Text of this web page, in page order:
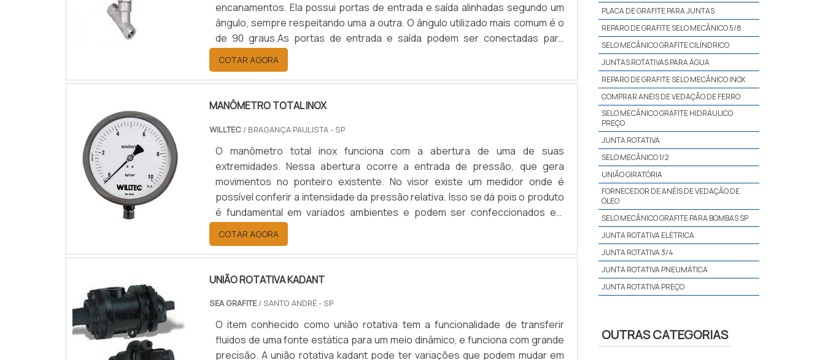
encanamentos. Ela possui portas de entrada e saída alinhadas segundo um
ângulo, sempre respeitando uma a outra. O ângulo utilizado mais comum é o
de 90 graus.As portas de entrada e saída podem ser conectadas para
realizar a ligação de tubos de aço galvanizado e ferro, ou podem possuir
acessórios de compressão para a ligação com tubos de cobre.Quando uma
válvula é .
COTAR AGORA
MANÔMETRO TOTAL INOX
WILLTEC/ BRAGANÇA PAULISTA - SP
O manômetro total inox funciona com a abertura de uma de suas
extremidades. Nessa abertura ocorre a entrada de pressão, que gera
movimentos no ponteiro existente. No visor existe um medidor onde é
possível conferir a intensidade da pressão relativa. Isso se dá pois o produto
é fundamental em variados ambientes e podem ser confeccionados em
diferentes materiais.Mais informações a respeito do produtoPor ser
constantemente utilizado, o manômetro necessita ser criado com material
resistente e que nã.
COTAR AGORA
UNIÃO ROTATIVA KADANT
SEA GRAFITE/ SANTO ANDRÉ - SP
O item conhecido como união rotativa tem a funcionalidade de transferir
fluidos de uma fonte estática para um meio dinâmico, e funciona com grande
precisão. A união rotativa kadant pode ter variações que podem mudar em
PLACA DE GRAFITE PARA JUNTAS
REPARO DE GRAFITE SELO MECÂNICO 5/8
SELO MECÂNICO GRAFITE CILÍNDRICO
JUNTAS ROTATIVAS PARA ÁGUA
REPARO DE GRAFITE SELO MECÂNICO INOX
COMPRAR ANÉIS DE VEDAÇÃO DE FERRO
SELO MECÂNICO GRAFITE HIDRÁULICO
PREÇO
JUNTA ROTATIVA
SELO MECÂNICO 1/2
UNIÃO GIRATÓRIA
FORNECEDOR DE ANÉIS DE VEDAÇÃO DE
ÓLEO
SELO MECÂNICO GRAFITE PARA BOMBAS SP
JUNTA ROTATIVA ELÉTRICA
JUNTA ROTATIVA 3/4
JUNTA ROTATIVA PNEUMÁTICA
JUNTA ROTATIVA PREÇO
MANUTENÇÃO DE UNIÃO GIRATÓRIA
OUTRAS CATEGORIAS